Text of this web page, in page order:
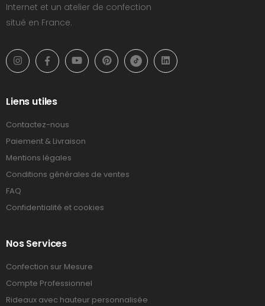
Internet et un atelier de confection
situé en France.
Liens utiles
Contactez-nous
Paiement & Livraison
Mentions légales
Conditions générales de ventes
FAQ
Confidentialité et cookies
Nos Services
Confection sur Mesure
Compte Professionnel
Rideaux avec hauteur personnalisée